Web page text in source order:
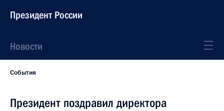
Президент России
Новости
События
Президент поздравил директора